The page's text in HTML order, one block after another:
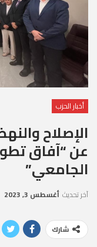
أخبار الحزب
الإصلاح
عن “آفاق
الجامعي”
آخر تحديث أغسطس 3, 2023
شارك